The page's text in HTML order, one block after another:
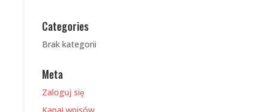
Categories
Brak kategorii
Meta
Zaloguj się